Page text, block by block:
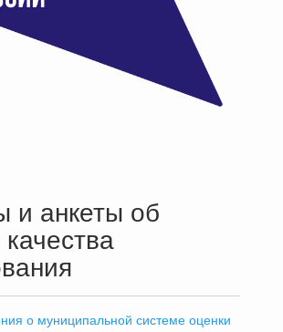
и анкеты об
о муниципальной системе оценки